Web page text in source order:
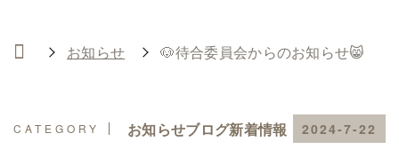
お知らせ 🐶待合委員会からのお知らせ😸
お知らせブログ新着情報 2024-7-22